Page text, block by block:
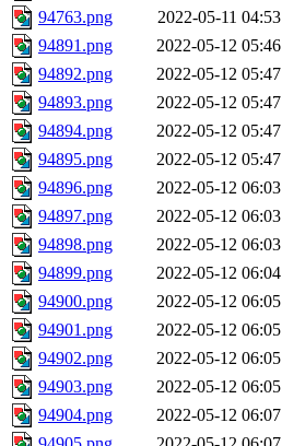
94763.png
2022-05-11 04:53
94891.png
2022-05-12 05:46
94892.png
2022-05-12 05:47
94893.png
2022-05-12 05:47
94894.png
2022-05-12 05:47
94895.png
2022-05-12 05:47
94896.png
2022-05-12 06:03
94897.png
2022-05-12 06:03
94898.png
2022-05-12 06:03
94899.png
2022-05-12 06:04
94900.png
2022-05-12 06:05
94901.png
2022-05-12 06:05
94902.png
2022-05-12 06:05
94903.png
2022-05-12 06:05
94904.png
2022-05-12 06:07